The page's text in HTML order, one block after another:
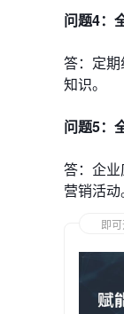
问题4：
答：定
知识。
问题5：
答：企
营销活动
即